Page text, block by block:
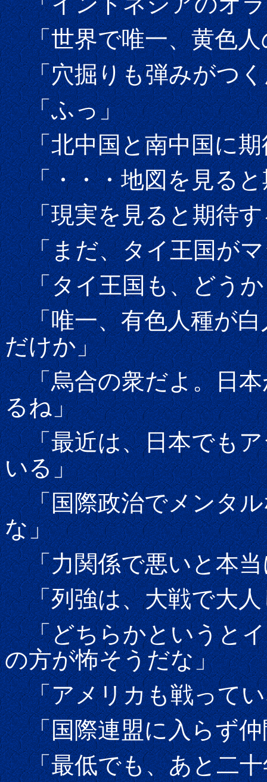
「世界で唯一、黄色人
「穴掘りも弾みがつく
「ふっ」
「北中国と南中国に期
「・・・地図を見ると
「現実を見ると期待す
「まだ、タイ王国がマ
「タイ王国も、どうか
「唯一、有色人種が白
だけか」
「烏合の衆だよ。日本
るね」
「最近は、日本でもア
いる」
「国際政治でメンタル
な」
「力関係で悪いと本当
「列強は、大戦で大人
「どちらかというとイ
の方が怖そうだな」
「アメリカも戦ってい
「国際連盟に入らず仲
「最低でも、あと二十